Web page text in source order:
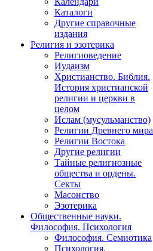
Каталоги
Другие справочные
издания
Религия и эзотерика
Религиоведение
Иудаизм
Христианство. Библия.
История христианской
религии и церкви в
целом
Ислам (мусульманство)
Религии Древнего мира
Религии Востока
Другие религии
Тайные религиозные
общества и ордены.
Секты
Масонство
Эзотерика
Общественные науки.
Философия. Психология
Философия. Семиотика
Психология.